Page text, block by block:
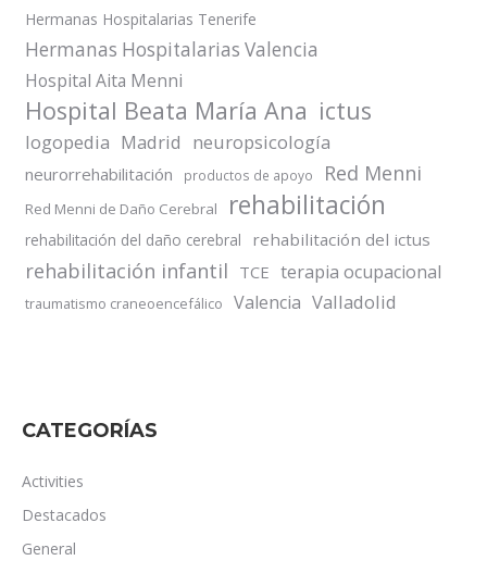
Hermanas Hospitalarias Tenerife
Hermanas Hospitalarias Valencia
Hospital Aita Menni
Hospital Beata María Ana ictus
logopedia Madrid neuropsicología
neurorrehabilitación productos de apoyo Red Menni
Red Menni de Daño Cerebral rehabilitación
rehabilitación del daño cerebral rehabilitación del ictus
rehabilitación infantil TCE terapia ocupacional
traumatismo craneoencefálico Valencia Valladolid
CATEGORÍAS
Activities
Destacados
General